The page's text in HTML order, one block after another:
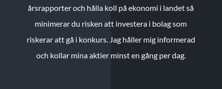
årsrapporter och hålla koll på ekonomi i landet så
minimerar du risken att investera i bolag som
riskerar att gå i konkurs. Jag håller mig informerad
och kollar mina aktier minst en gång per dag.